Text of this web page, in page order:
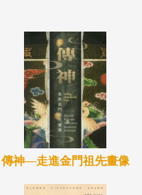
傳神—走進金門祖先畫像